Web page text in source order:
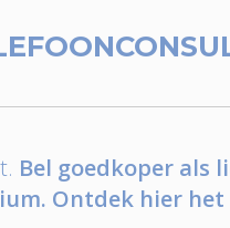
Bel goedkoper als
Ontdek hier